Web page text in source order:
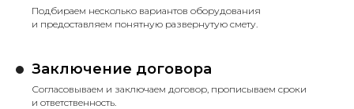
Подбираем несколько вариантов оборудования
и предоставляем понятную развернутую смету.
Заключение договора
Согласовываем и заключаем договор, прописываем сроки
и ответственность.